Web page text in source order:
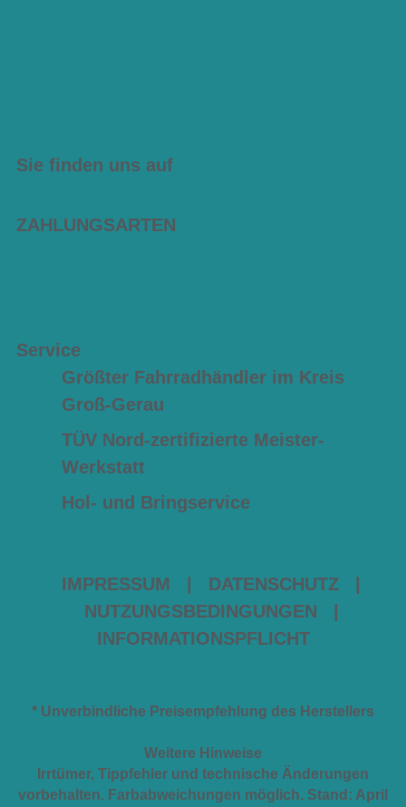
Sie finden uns auf
ZAHLUNGSARTEN
Service
Größter Fahrradhändler im Kreis
Groß-Gerau
TÜV Nord-zertifizierte Meister-
Werkstatt
Hol- und Bringservice
IMPRESSUM DATENSCHUTZ
NUTZUNGSBEDINGUNGEN
INFORMATIONSPFLICHT
* Unverbindliche Preisempfehlung des Herstellers
Weitere Hinweise
Irrtümer, Tippfehler und technische Änderungen
vorbehalten. Farbabweichungen möglich. Stand: April